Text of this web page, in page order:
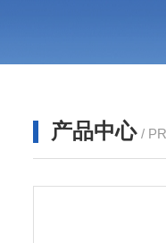
产品中心 /